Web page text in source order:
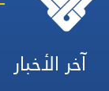
آخر الأخبار